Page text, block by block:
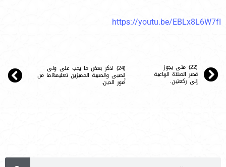
https://youtu.be/EBLx8L6W7fI
(22) متى يجوز
قصر الصلاة الرباعية
إلى ركعتين.
(24) اذكر بعض ما يجب على ولى
الصبى والصبية المميزين تعليمهما من
أمور الدين.